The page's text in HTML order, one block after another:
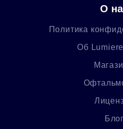
О
Политика
Об
Блог